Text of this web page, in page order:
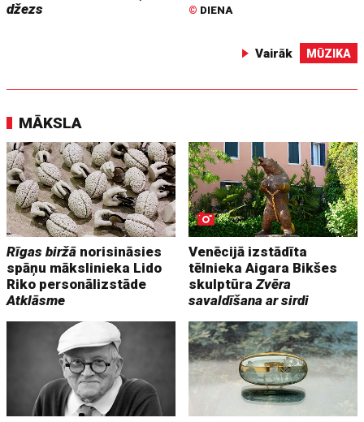
džezs
© DIENA
Vairāk MŪZIKA
MĀKSLA
Rīgas biržā norisināsies
spāņu mākslinieka Lido
Riko personālizstāde
Atklāsme
Venēcijā izstādīta
tēlnieka Aigara Bikšes
skulptūraZvēra
savaldīšana ar sirdi